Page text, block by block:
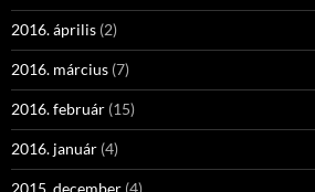
2016. április (2)
2016. március (7)
2016. február (15)
2016. január (4)
2015. december (4)